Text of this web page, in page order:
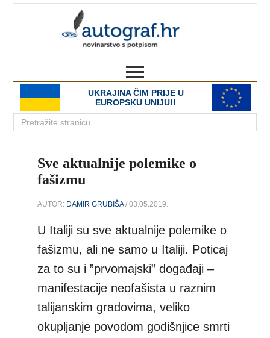
UKRAJINA ČIM PRIJE U
EUROPSKU UNIJU!!
Sve aktualnije polemike o
fašizmu
AUTOR: DAMIR GRUBIŠA/ 03.05.2019.
U Italiji su sve aktualnije polemike o
fašizmu, ali ne samo u Italiji. Poticaj
za to su i ”prvomajski” događaji –
manifestacije neofašista u raznim
talijanskim gradovima, veliko
okupljanje povodom godišnjice smrti